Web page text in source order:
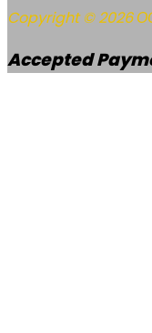
Copyright © 2026
Accepted